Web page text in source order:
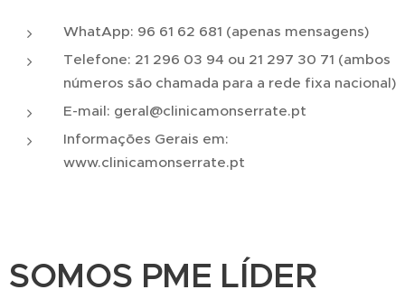
WhatApp: 96 61 62 681 (apenas mensagens)
Telefone: 21 296 03 94 ou 21 297 30 71 (ambos
números são chamada para a rede fixa nacional)
E-mail: geral@clinicamonserrate.pt
Informações Gerais em:
www.clinicamonserrate.pt
SOMOS PME LÍDER